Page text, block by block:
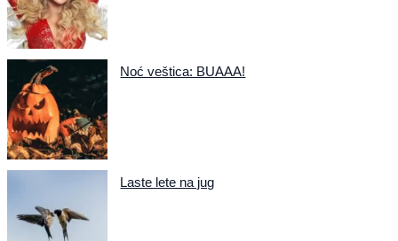
Noć veštica: BUAAA!
Laste lete na jug